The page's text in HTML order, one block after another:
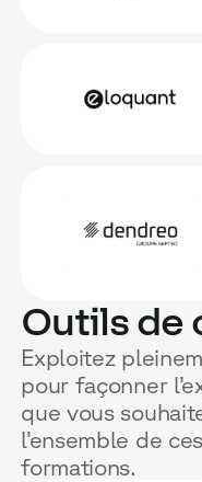
Outils de
Exploitez
pour façonner
que vous
l’ensemble de
formations.